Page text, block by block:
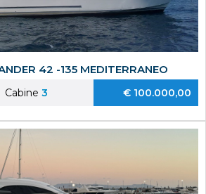
42 -135 MEDITERRANEO
Cabine 3 € 100.000,00